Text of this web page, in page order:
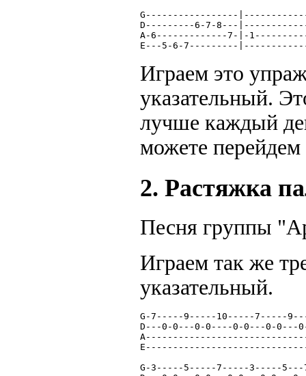
G-----------------
D---------6-7-8---
A-6-------------7-|-
E---5-6-7---------
Играем это
указательный.
лучше каждый
можете
2. Растяжка
Песня группы
Играем так же
указательный.
G-7-----9-----10-----7-----
D---0-0---0-0----0-0---0-
G-3-----5-----7-----3-----